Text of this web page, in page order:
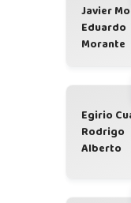
Javier
Eduardo
Morante
Egirio
Rodrigo
Alberto